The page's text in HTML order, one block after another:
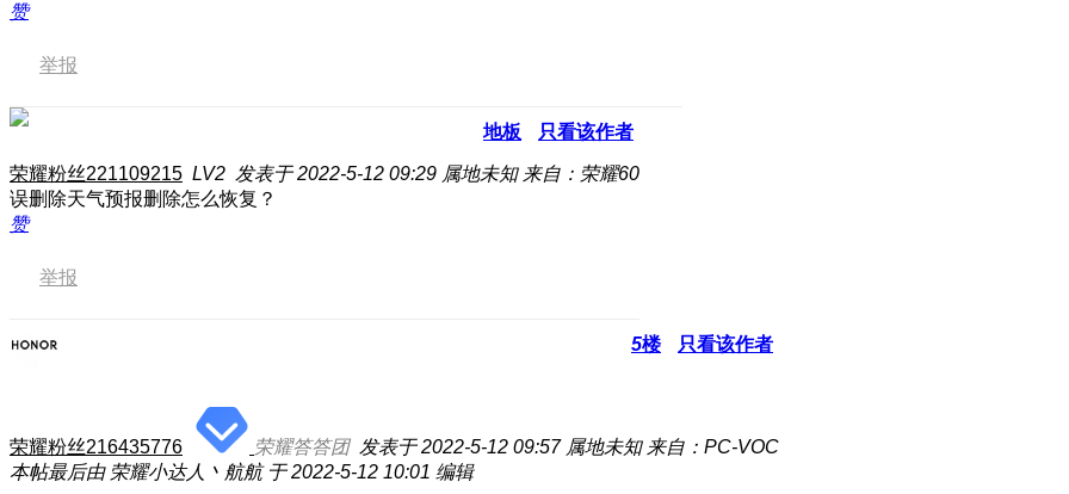
赞
举报
地板 只看该作者
荣耀粉丝221109215 LV2 发表于 2022-5-12 09:29 属地未知 来自：荣耀60
误删除天气预报删除怎么恢复？
赞
举报
5楼 只看该作者
荣耀粉丝216435776 荣耀答答团 发表于 2022-5-12 09:57 属地未知 来自：PC-VOC
本帖最后由 荣耀小达人丶航航 于 2022-5-12 10:01 编辑